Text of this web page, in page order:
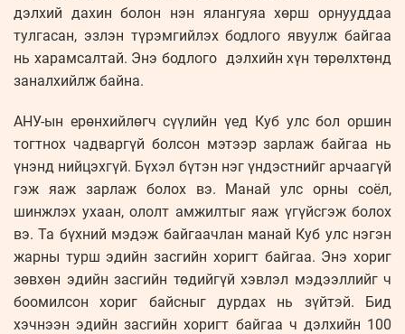
дэлхий дахин болон нэн ялангуяа хөрш орнууддаа
тулгасан, эзлэн түрэмгийлэх бодлого явуулж байгаа
нь харамсалтай. Энэ бодлого дэлхийн хүн төрөлхтөнд
заналхийлж байна.
АНУ-ын ерөнхийлөгч сүүлийн үед Куб улс бол оршин
тогтнох чадваргүй болсон мэтээр зарлаж байгаа нь
үнэнд нийцэхгүй. Бүхэл бүтэн нэг үндэстнийг арчаагүй
гэж яаж зарлаж болох вэ. Манай улс орны соёл,
шинжлэх ухаан, ололт амжилтыг яаж үгүйсгэж болох
вэ. Та бүхний мэдэж байгаачлан манай Куб улс нэгэн
жарны турш эдийн засгийн хоригт байгаа. Энэ хориг
зөвхөн эдийн засгийн төдийгүй хэвлэл мэдээллийг ч
боомилсон хориг байсныг дурдах нь зүйтэй. Бид
хэчнээн эдийн засгийн хоригт байгаа ч дэлхийн 100